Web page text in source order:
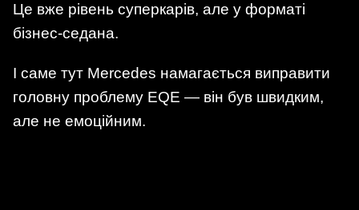
Це вже рівень суперкарів, але у форматі
бізнес-седана.
І саме тут Mercedes намагається виправити
головну проблему EQE — він був швидким,
але не емоційним.